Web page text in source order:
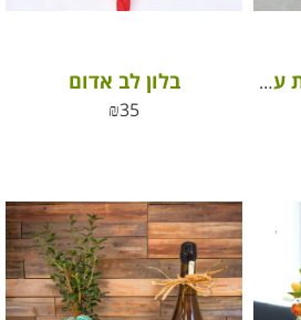
סלסלת רקפות איכותית על 3 רגליים מעץ
בלון לב אדום
₪35